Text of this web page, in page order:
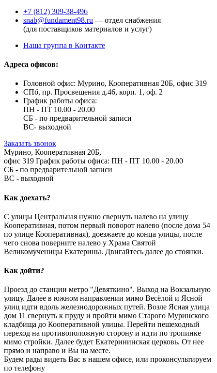
+7 (812) 309-38-496
snab@fundament98.ru — отдел снабжения
(для поставщиков материалов и услуг)
Наша группа в Контакте
Адреса офисов:
Головной офис: Мурино, Кооперативная 20Б, офис 319
СПб, пр. Просвещения д.46, корп. 1, оф. 2
График работы офиса:
ПН - ПТ 10.00 - 20.00
СБ - по предварительной записи
ВС- выходной
Заказать звонок
Мурино, Кооперативная 20Б,
офис 319 График работы офиса: ПН - ПТ 10.00 - 20.00
СБ - по предварительной записи
ВС - выходной
Как доехать?
С улицы Центральная нужно свернуть налево на улицу
Кооперативная, потом первый поворот налево (после дома 54
по улице Кооперативная), доезжаете до конца улицы, после
чего снова поверните налево у Храма Святой
Великомученицы Екатерины. Двигайтесь далее до стоянки.
Как дойти?
Проезд до станции метро "Девяткино". Выход на Вокзальную
улицу. Далее в южном направлении мимо Весёлой и Ясной
улиц идти вдоль железнодорожных путей. Возле Ясная улица
дом 11 свернуть к пруду и пройти мимо Старого Муринского
кладбища до Кооперативной улицы. Перейти пешеходный
переход на противоположную сторону и идти по тропинке
мимо стройки. Далее будет Екатерининская церковь. От нее
прямо и направо и Вы на месте.
Будем рады видеть Вас в нашем офисе, или проконсультируем
по телефону